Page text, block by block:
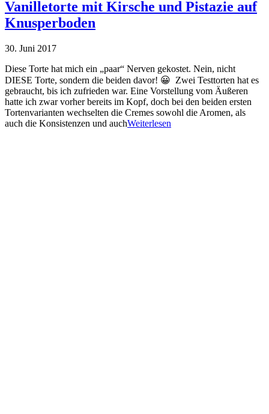
Vanilletorte mit Kirsche und Pistazie auf
Knusperboden
30. Juni 2017
Diese Torte hat mich ein „paar“ Nerven gekostet. Nein, nicht
DIESE Torte, sondern die beiden davor! 😀 Zwei Testtorten hat es
gebraucht, bis ich zufrieden war. Eine Vorstellung vom Äußeren
hatte ich zwar vorher bereits im Kopf, doch bei den beiden ersten
Tortenvarianten wechselten die Cremes sowohl die Aromen, als
auch die Konsistenzen und auchWeiterlesen